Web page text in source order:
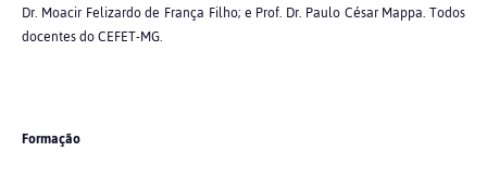
Dr. Moacir Felizardo de França Filho; e Prof. Dr. Paulo César Mappa. Todos
docentes do CEFET-MG.
Formação